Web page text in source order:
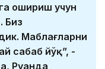
ошириш учун
Биз
Маблағларни
сабаб йўқ”, -
Руанда